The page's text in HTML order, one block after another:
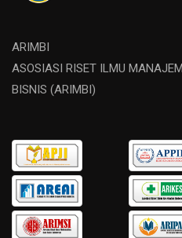
ARIMBI
ASOSIASI RISET ILMU
BISNIS (ARIMBI)